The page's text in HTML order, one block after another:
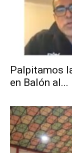
Palpitamos
en Balón al...